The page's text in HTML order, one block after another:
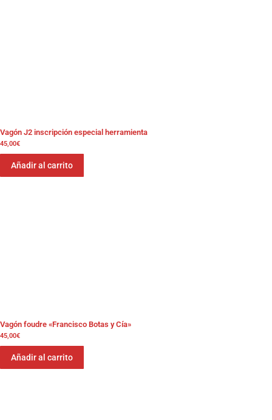
Vagón J2 inscripción especial herramienta
45,00€
Añadir al carrito
Vagón foudre «Francisco Botas y Cía»
45,00€
Añadir al carrito